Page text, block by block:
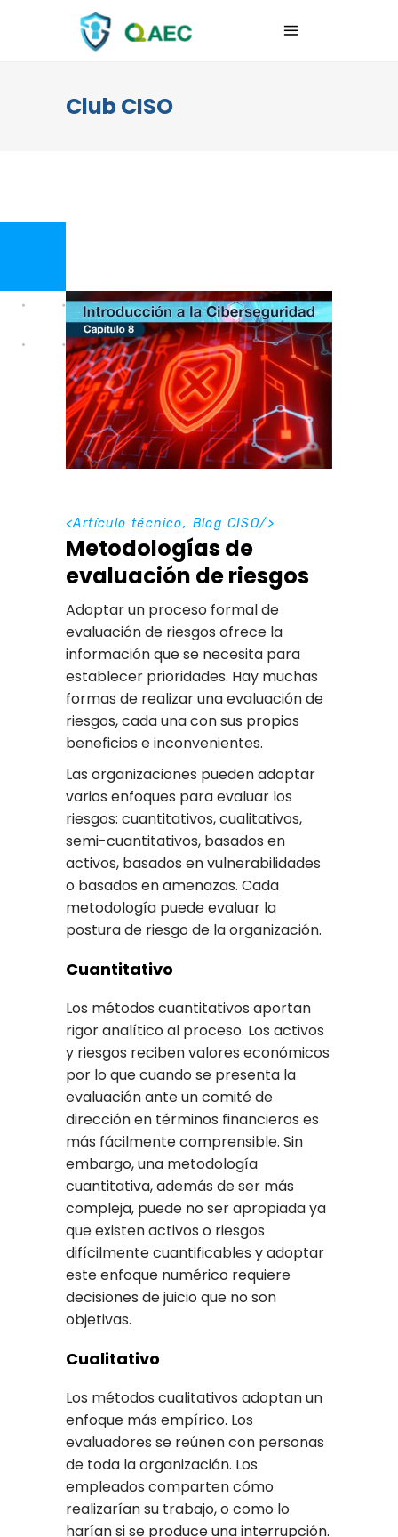
Club CISO
<Artículo técnico, Blog CISO/>
Metodologías de
evaluación de riesgos
Adoptar un proceso formal de
evaluación de riesgos ofrece la
información que se necesita para
establecer prioridades. Hay muchas
formas de realizar una evaluación de
riesgos, cada una con sus propios
beneficios e inconvenientes.
Las organizaciones pueden adoptar
varios enfoques para evaluar los
riesgos: cuantitativos, cualitativos,
semi-cuantitativos, basados en
activos, basados en vulnerabilidades
o basados en amenazas. Cada
metodología puede evaluar la
postura de riesgo de la organización.
Cuantitativo
Los métodos cuantitativos aportan
rigor analítico al proceso. Los activos
y riesgos reciben valores económicos
por lo que cuando se presenta la
evaluación ante un comité de
dirección en términos financieros es
más fácilmente comprensible. Sin
embargo, una metodología
cuantitativa, además de ser más
compleja, puede no ser apropiada ya
que existen activos o riesgos
difícilmente cuantificables y adoptar
este enfoque numérico requiere
decisiones de juicio que no son
objetivas.
Cualitativo
Los métodos cualitativos adoptan un
enfoque más empírico. Los
evaluadores se reúnen con personas
de toda la organización. Los
empleados comparten cómo
realizarían su trabajo, o como lo
harían si se produce una interrupción.